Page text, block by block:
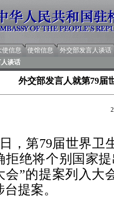
使信息 使馆信息
外交部发言人谈话
谈话
外交部发言人就第79届
，第79届世界卫
拒绝将个别国家
会”的提案列入大
提案。